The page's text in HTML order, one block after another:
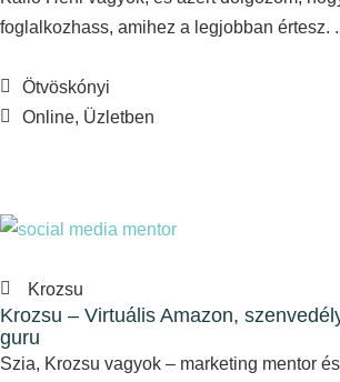
foglalkozhass, amihez a legjobban értesz.
Ötvöskónyi
Online, Üzletben
Krozsu
Krozsu – Virtuális Amazon,
guru
Szia, Krozsu vagyok – marketing mentor